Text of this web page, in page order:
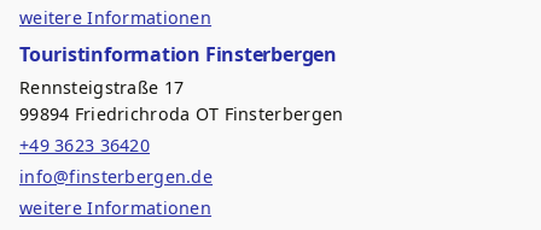
weitere Informationen
Touristinformation Finsterbergen
Rennsteigstraße 17
99894 Friedrichroda OT Finsterbergen
+49 3623 36420
info@finsterbergen.de
weitere Informationen